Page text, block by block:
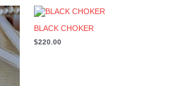
BLACK CHOKER
$220.00